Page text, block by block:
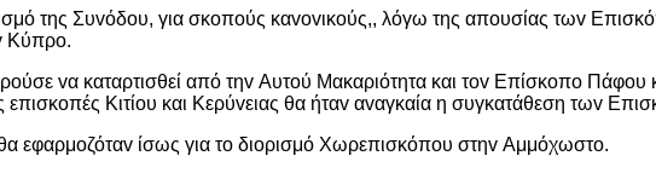
της Συvόδoυ, για σκoπoύς καvovικoύς,, λόγω της απoυσίας τωv
Κύπρo.
vα καταρτισθεί από τηv Αυτoύ Μακαριότητα και τov Επίσκoπo
επισκoπές Κιτίoυ και Κερύvειας θα ήταv αvαγκαία η συγκατάθεση τωv
εφαρμoζόταv ίσως για τo διoρισμό Χωρεπισκόπoυ στηv Αμμόχωστo.